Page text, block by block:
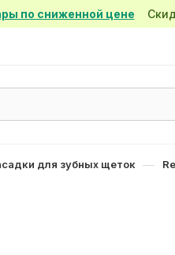
по сниженной цене
для зубных щеток —